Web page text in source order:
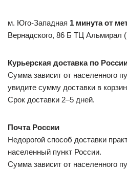
м. Юго-Западная 1 минута от
Вернадского, 86 Б ТЦ Альмирал
Курьерская доставка по
Сумма зависит от населенного
увидите сумму доставки в
Срок доставки 2–5 дней.
Почта России
Недорогой способ доставки
населенный пункт России.
Сумма зависит от населенного